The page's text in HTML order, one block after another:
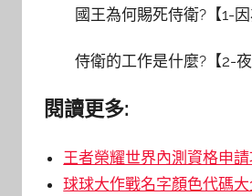
國王為何賜死侍衛?【1-因
侍衛的工作是什麼?【2-
閱讀更多:
王者榮耀世界內測資格申
球球大作戰名字顏色代碼